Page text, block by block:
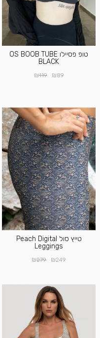
טופ פסיילו OS BOOB TUBE
BLACK
₪89
₪119
טייץ סול Peach Digital
Leggings
₪249
₪279